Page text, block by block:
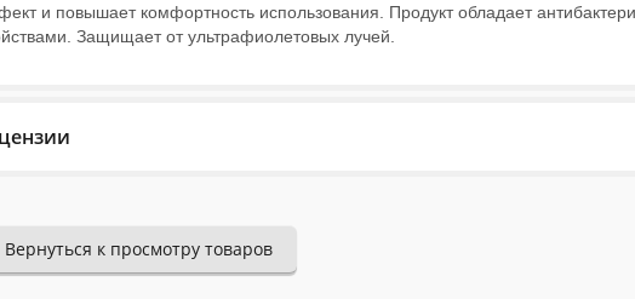
и повышает комфортность использования. Продукт обладает
Защищает от ультрафиолетовых лучей.
Вернуться к просмотру товаров